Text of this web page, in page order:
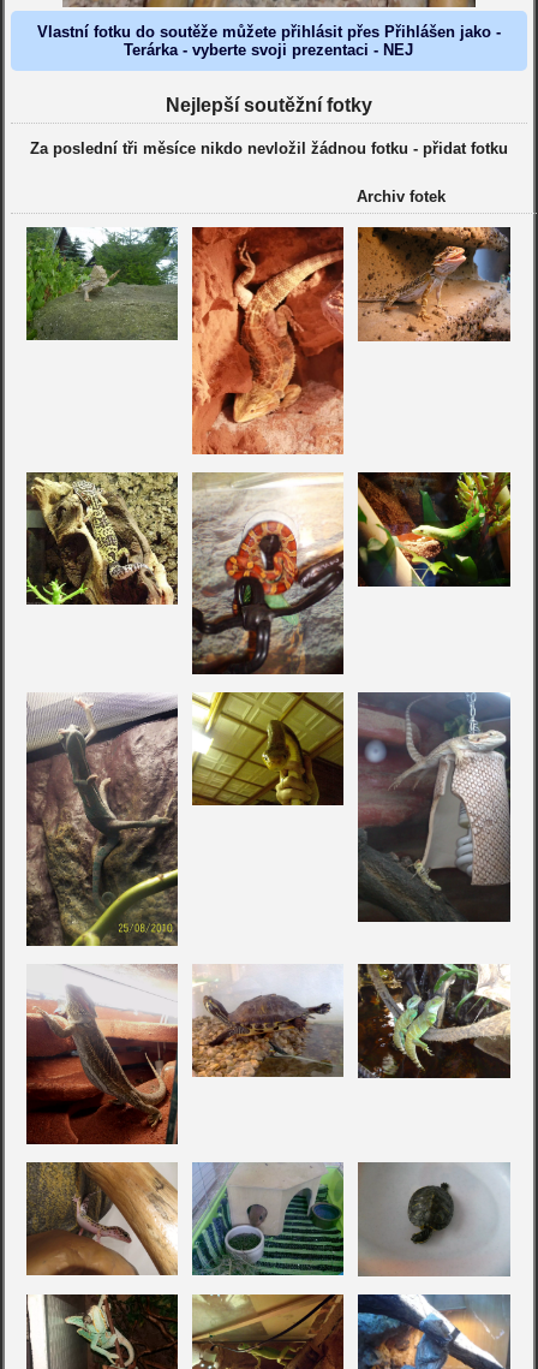
Vlastní fotku do soutěže můžete přihlásit přes Přihlášen jako -
Terárka - vyberte svoji prezentaci - NEJ
Nejlepší soutěžní fotky
Za poslední tři měsíce nikdo nevložil žádnou fotku - přidat fotku
Archiv fotek